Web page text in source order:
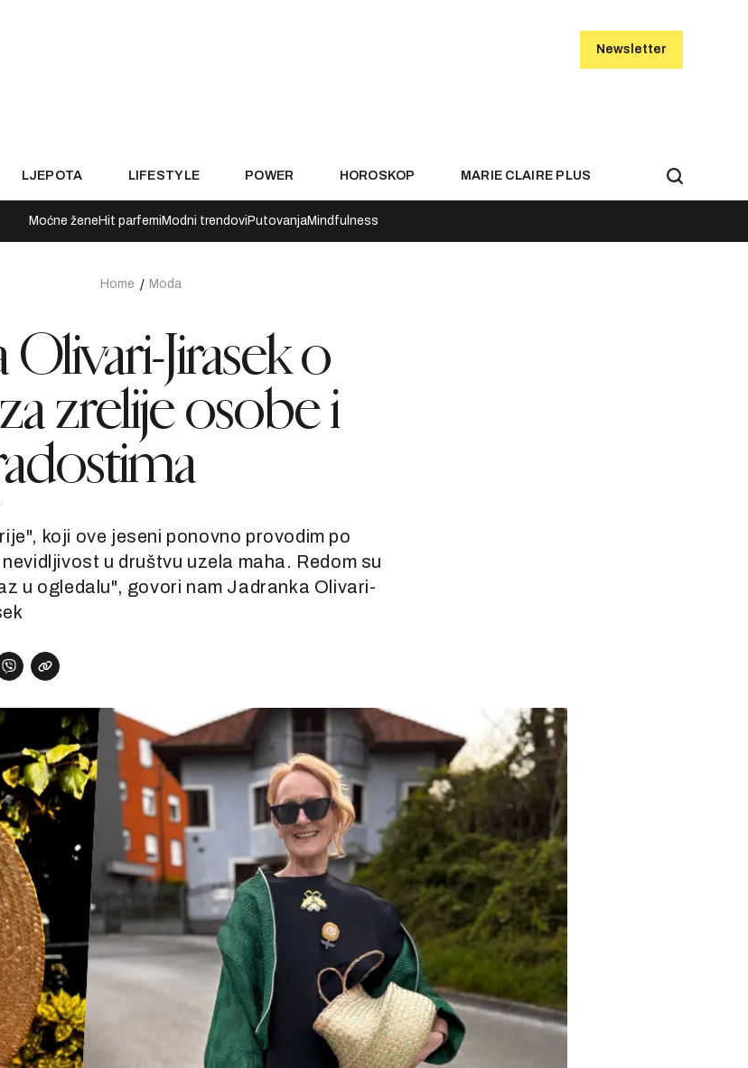
Newsletter
LJEPOTA LIFESTYLE POWER HOROSKOP MARIE CLAIRE PLUS
Moćne žene Hit parfemi Modni trendovi PutovanjaMindfulness
Home Moda
Jirasek o
zrelije osobe i
koji ove jeseni ponovno provodim po
u društvu uzela maha. Redom su
u ogledalu", govori nam Jadranka Olivari-